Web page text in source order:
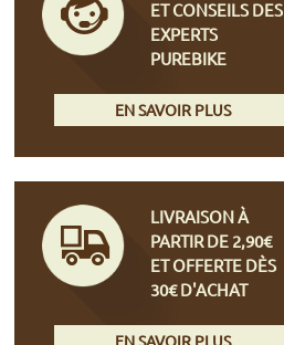
ET CONSEILS DES
EXPERTS
PUREBIKE
EN SAVOIR PLUS
LIVRAISON À
PARTIR DE 2,90€
ET OFFERTE DÈS
30€ D'ACHAT
EN SAVOIR PLUS